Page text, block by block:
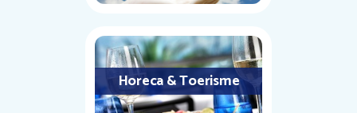
Horeca & Toerisme